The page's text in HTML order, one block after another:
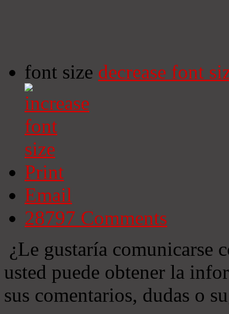
font size decrease font
Print
Email
28797 Comments
¿Le gustaría comunicarse
usted puede obtener la
sus comentarios, dudas o